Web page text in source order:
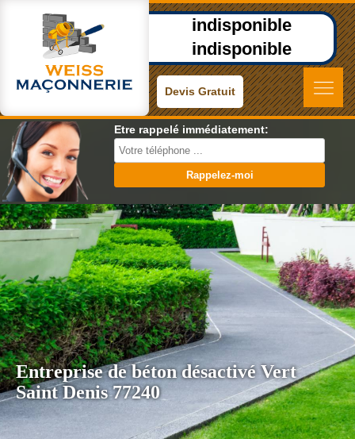
indisponible
indisponible
Devis Gratuit
Etre rappelé immédiatement:
Entreprise de béton désactivé Vert
Saint Denis 77240